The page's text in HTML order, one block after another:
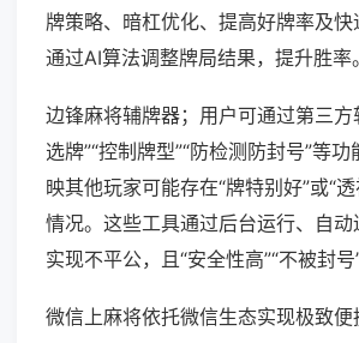
牌策略、暗杠优化、提高好牌率及快
通过AI算法调整牌局结果，提升胜率。
边锋麻将辅牌器；用户可通过第三方
选牌”“控制牌型”“防检测防封号”等
映其他玩家可能存在“牌特别好”或“
情况。这些工具通过后台运行、自
实现不平公，且“安全性高”“不被封号”
微信上麻将依托微信生态实现极致便